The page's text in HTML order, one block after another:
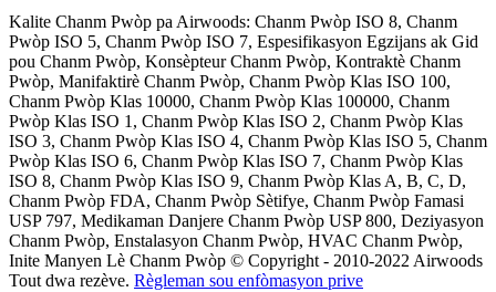
Kalite Chanm Pwòp pa Airwoods: Chanm Pwòp ISO 8, Chanm
Pwòp ISO 5, Chanm Pwòp ISO 7, Espesifikasyon Egzijans ak Gid
pou Chanm Pwòp, Konsèpteur Chanm Pwòp, Kontraktè Chanm
Pwòp, Manifaktirè Chanm Pwòp, Chanm Pwòp Klas ISO 100,
Chanm Pwòp Klas 10000, Chanm Pwòp Klas 100000, Chanm
Pwòp Klas ISO 1, Chanm Pwòp Klas ISO 2, Chanm Pwòp Klas
ISO 3, Chanm Pwòp Klas ISO 4, Chanm Pwòp Klas ISO 5, Chanm
Pwòp Klas ISO 6, Chanm Pwòp Klas ISO 7, Chanm Pwòp Klas
ISO 8, Chanm Pwòp Klas ISO 9, Chanm Pwòp Klas A, B, C, D,
Chanm Pwòp FDA, Chanm Pwòp Sètifye, Chanm Pwòp Famasi
USP 797, Medikaman Danjere Chanm Pwòp USP 800, Deziyasyon
Chanm Pwòp, Enstalasyon Chanm Pwòp, HVAC Chanm Pwòp,
Inite Manyen Lè Chanm Pwòp © Copyright - 2010-2022 Airwoods
Tout dwa rezève. Règleman sou enfòmasyon prive